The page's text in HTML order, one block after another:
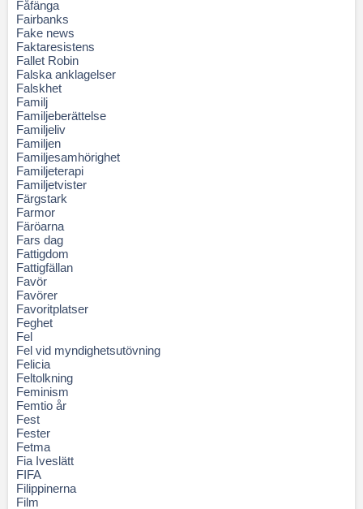
Fåfänga
Fairbanks
Fake news
Faktaresistens
Fallet Robin
Falska anklagelser
Falskhet
Familj
Familjeberättelse
Familjeliv
Familjen
Familjesamhörighet
Familjeterapi
Familjetvister
Färgstark
Farmor
Färöarna
Fars dag
Fattigdom
Fattigfällan
Favör
Favörer
Favoritplatser
Feghet
Fel
Fel vid myndighetsutövning
Felicia
Feltolkning
Feminism
Femtio år
Fest
Fester
Fetma
Fia Iveslätt
FIFA
Filippinerna
Film